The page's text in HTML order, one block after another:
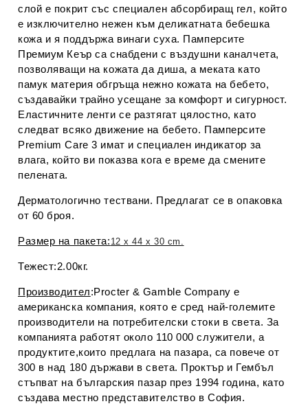
слой е покрит със специален абсорбиращ гел, който
е изключително нежен към деликатната бебешка
кожа и я поддържа винаги суха. Памперсите
Премиум Кеър са снабдени с въздушни каналчета,
позволяващи на кожата да диша, а меката като
памук материя обгръща нежно кожата на бебето,
създавайки трайно усещане за комфорт и сигурност.
Еластичните ленти се разтягат цялостно, като
следват всяко движение на бебето. Памперсите
Premium Care 3 имат и специален индикатор за
влага, който ви показва кога е време да смените
пелената.
Дерматологично тествани. Предлагат се в опаковка
от 60 броя.
Размер на пакета: 12 x 44 x 30 cm.
Тежест:2.00кг.
Производител:Procter & Gamble Company е
американска компания, която е сред най-големите
производители на потребителски стоки в света. За
компанията работят около 110 000 служители, а
продуктите,които предлага на пазара, са повече от
300 в над 180 държави в света. Проктър и Гембъл
стъпват на българския пазар през 1994 година, като
създава местно представителство в София.